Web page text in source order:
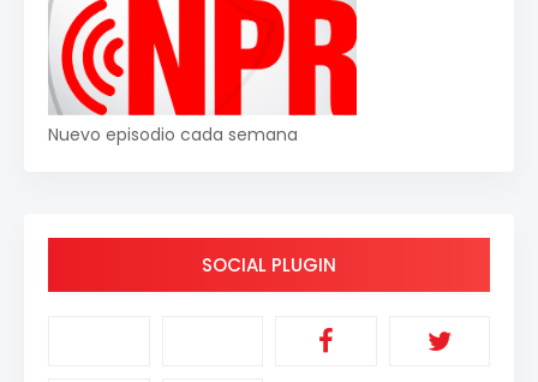
Nuevo episodio cada semana
SOCIAL PLUGIN